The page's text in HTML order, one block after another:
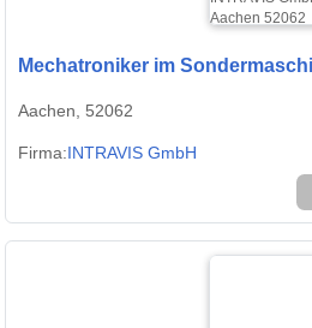
Mechatroniker im
Aachen, 52062
Firma:INTRAVIS GmbH